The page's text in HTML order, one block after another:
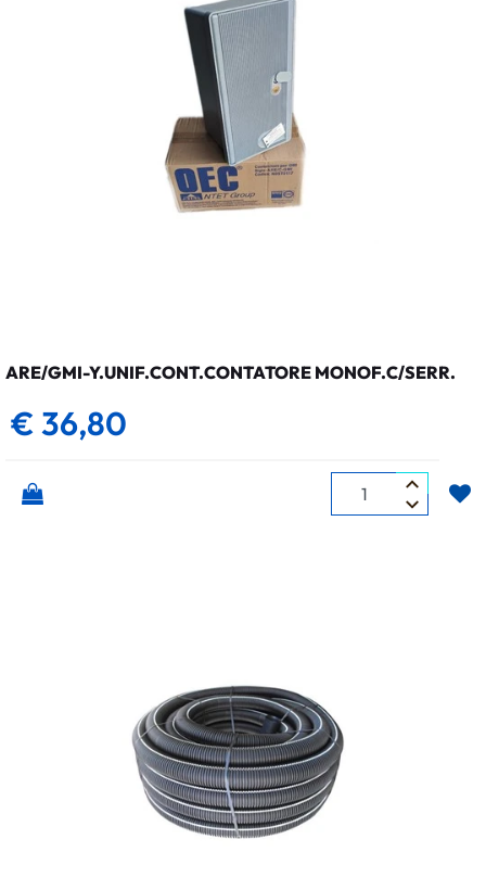
ARE/GMI-Y.UNIF.CONT.CONTATORE MONOF.C/SERR.
€ 36,80
Quantità